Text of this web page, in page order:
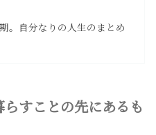
。自分なりの人生のまとめ
すことの先にあるも